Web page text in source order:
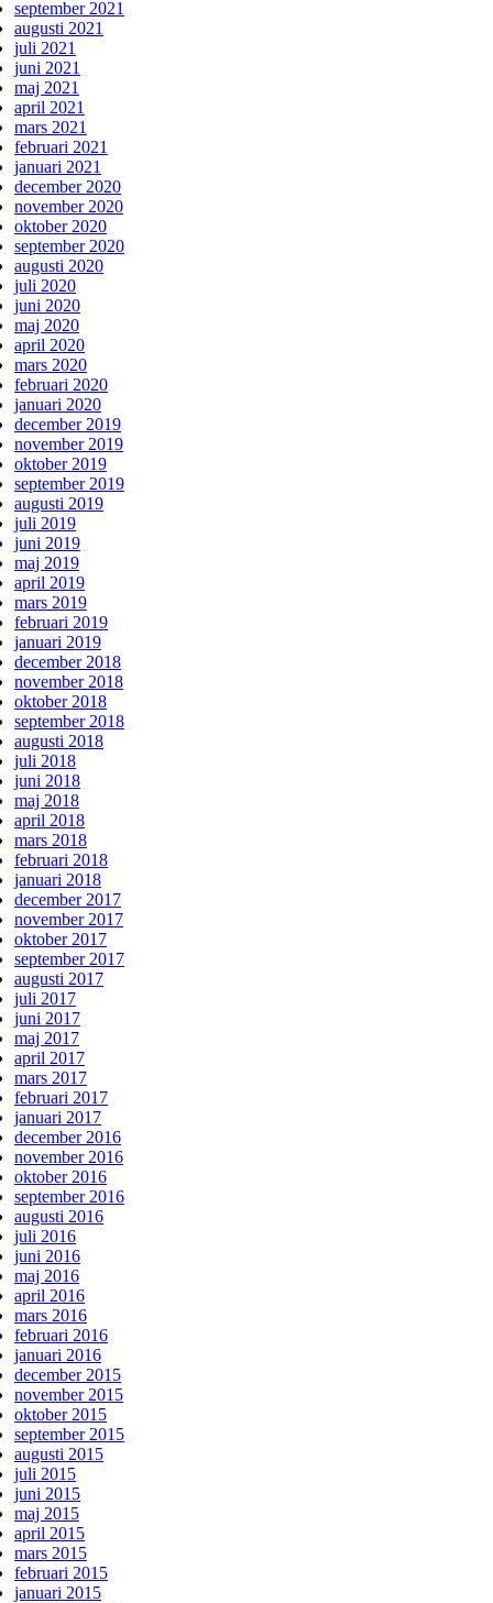
september 2021
augusti 2021
juli 2021
juni 2021
maj 2021
april 2021
mars 2021
februari 2021
januari 2021
december 2020
november 2020
oktober 2020
september 2020
augusti 2020
juli 2020
juni 2020
maj 2020
april 2020
mars 2020
februari 2020
januari 2020
december 2019
november 2019
oktober 2019
september 2019
augusti 2019
juli 2019
juni 2019
maj 2019
april 2019
mars 2019
februari 2019
januari 2019
december 2018
november 2018
oktober 2018
september 2018
augusti 2018
juli 2018
juni 2018
maj 2018
april 2018
mars 2018
februari 2018
januari 2018
december 2017
november 2017
oktober 2017
september 2017
augusti 2017
juli 2017
juni 2017
maj 2017
april 2017
mars 2017
februari 2017
januari 2017
december 2016
november 2016
oktober 2016
september 2016
augusti 2016
juli 2016
juni 2016
maj 2016
april 2016
mars 2016
februari 2016
januari 2016
december 2015
november 2015
oktober 2015
september 2015
augusti 2015
juli 2015
juni 2015
maj 2015
april 2015
mars 2015
februari 2015
januari 2015